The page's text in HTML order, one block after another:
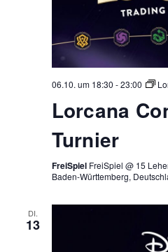
06.10. um 18:30 -23:00
Lorcana
Turnier
FreiSpiel FreiSpiel @ 15
Baden-Württemberg,
DI.
13